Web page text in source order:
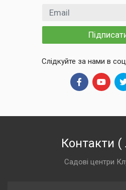
Email
Слідкуйте за нами в
Контакти (
Садові центри